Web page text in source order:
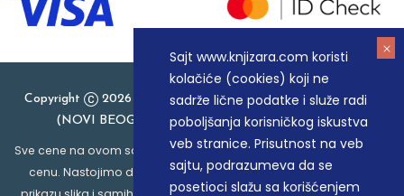
Sajt www.knjizara.com koristi
kolačiće (cookies) koji ne
sadrže lične podatke i služe radi
poboljšanja korisničkog iskustva
veb stranice. Prisutnost na veb
sajtu, podrazumeva da se
posetioci slažu sa korišćenjem
Copyright
2026 Knjizara.com - MAKART DOO BEOGRAD
(NOVI BEOGRAD), PIB: 105184104, MB: 20337524
Sve cene na ovom sajtu iskazane su u dinarima. PDV je uračunat u
cenu. Nastojimo da budemo što precizniji u opisu proizvoda,